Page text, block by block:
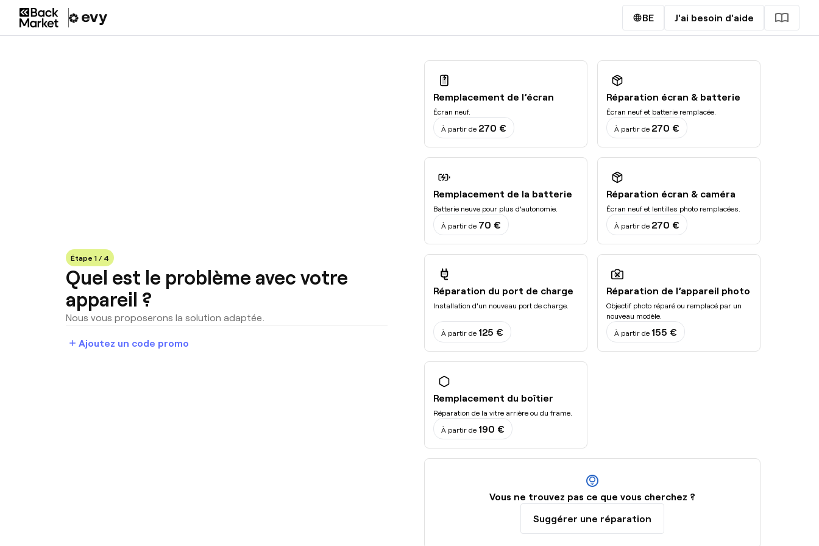
languageBE J'ai besoin d'aide import_contacts
Étape 1 / 4
Quel est le problème avec votre
appareil ?
Nous vous proposerons la solution adaptée.
add Ajoutez un code promo
Remplacement de l’écran
Écran neuf.
À partir de 270 €
Réparation écran & batterie
Écran neuf et batterie remplacée.
À partir de 270 €
Remplacement de la batterie
Batterie neuve pour plus d’autonomie.
À partir de 70 €
Réparation écran & caméra
Écran neuf et lentilles photo remplacées.
À partir de 270 €
Réparation du port de charge
Installation d'un nouveau port de charge.
À partir de 125 €
Réparation de l’appareil photo
Objectif photo réparé ou remplacé par un
nouveau modèle.
À partir de 155 €
Remplacement du boîtier
Réparation de la vitre arrière ou du frame.
À partir de 190 €
lightbulb_circle
Vous ne trouvez pas ce que vous cherchez ?
Suggérer une réparation